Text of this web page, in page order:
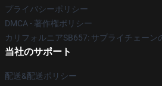
プライバシーポリシー
DMCA - 著作権ポリシー
カリフォルニアSB657: サプライチェーン
当社のサポート
配送&配送ポリシー